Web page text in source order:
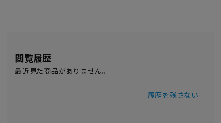
閲覧履歴
最近見た商品がありません。
履歴を残さない